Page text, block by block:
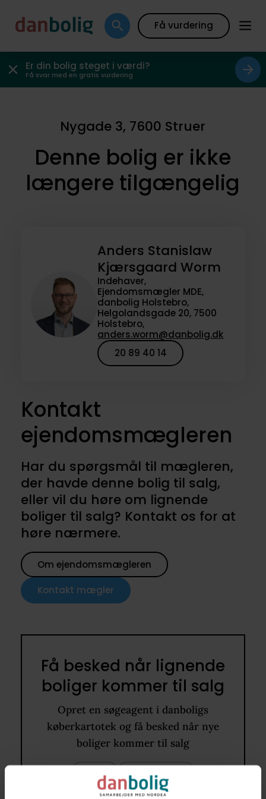
Få vurdering
Er din bolig steget i værdi?
Få svar med en gratis vurdering
Nygade 3, 7600 Struer
Denne bolig er ikke
længere tilgængelig
Anders Stanislaw
Kjærsgaard Worm
Indehaver,
Ejendomsmægler MDE,
danbolig Holstebro,
Helgolandsgade 20, 7500
Holstebro,
anders.worm@danbolig.dk
20 89 40 14
Kontakt
ejendomsmægleren
Har du spørgsmål til mægleren,
der havde denne bolig til salg,
eller vil du høre om lignende
boliger til salg? Kontakt os for at
høre nærmere.
Om ejendomsmægleren
Kontakt mægler
Få besked når lignende
boliger kommer til salg
Opret en søgeagent i danboligs
køberkartotek og få besked når nye
boliger kommer til salg
Rækkehus